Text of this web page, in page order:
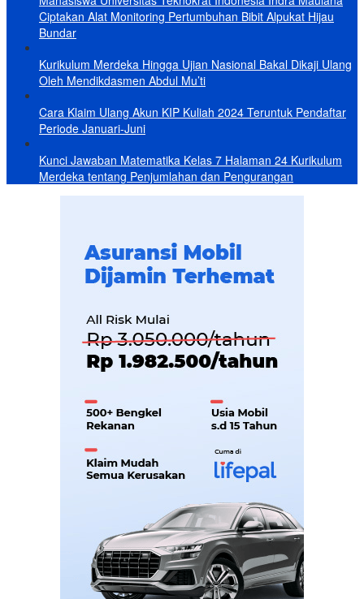
Ciptakan Alat Monitoring Pertumbuhan Bibit Alpukat Hijau
Bundar
Kurikulum Merdeka Hingga Ujian Nasional Bakal Dikaji Ulang
Oleh Mendikdasmen Abdul Mu’ti
Cara Klaim Ulang Akun KIP Kuliah 2024 Teruntuk Pendaftar
Periode Januari-Juni
Kunci Jawaban Matematika Kelas 7 Halaman 24 Kurikulum
Merdeka tentang Penjumlahan dan Pengurangan